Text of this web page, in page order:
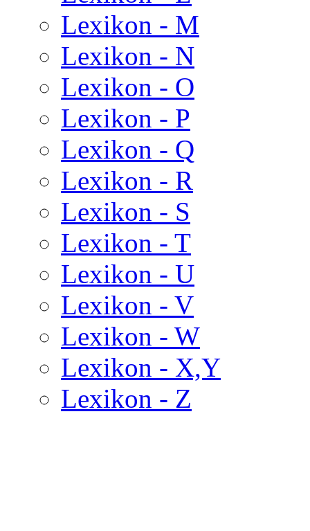
Lexikon - M
Lexikon - N
Lexikon - O
Lexikon - P
Lexikon - Q
Lexikon - R
Lexikon - S
Lexikon - T
Lexikon - U
Lexikon - V
Lexikon - W
Lexikon - X,Y
Lexikon - Z